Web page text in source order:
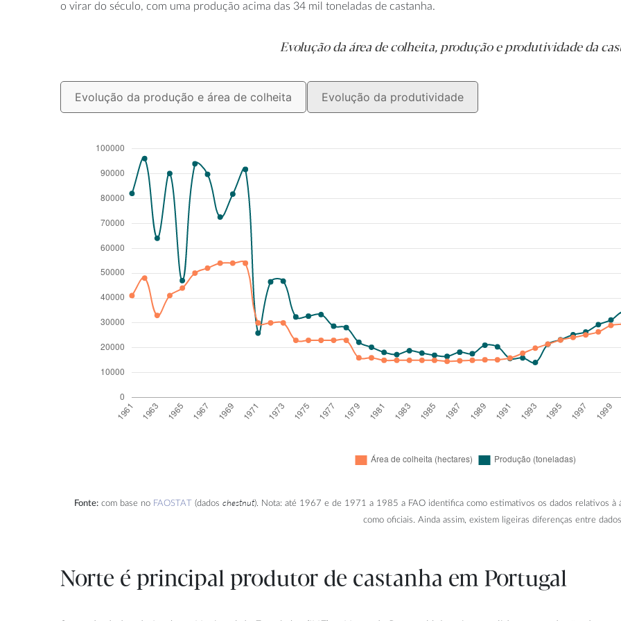
o virar do século, com uma produção acima das 34 mil toneladas de castanha.
Evolução da área de colheita, produção e produtividade da
Evolução da produção e área de colheita Evolução da produtividade
Fonte: com base no FAOSTAT (dados chestnut). Nota: até 1967 e de 1971 a 1985 a FAO identifica como estimativos os dados relativos à
como oficiais. Ainda assim, existem ligeiras diferenças entre
Norte é principal produtor de castanha em Portugal